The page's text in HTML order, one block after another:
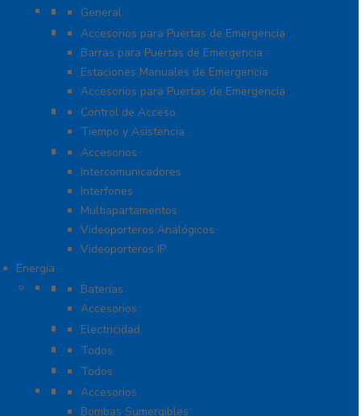
Refacciones
General
Sistemas de Emergencia
Accesorios para Puertas de Emergencia
Barras para Puertas de Emergencia
Estaciones Manuales de Emergencia
Accesorios para Puertas de Emergencia
Software De Asistencia
Control de Acceso
Tiempo y Asistencia
Videoporteros e Interfonos
Accesorios
Intercomunicadores
Interfones
Multiapartamentos
Videoporteros Analógicos
Videoporteros IP
Energía
Baterías
Baterías
Accesorios
Cables
Electricidad
Cargadores de Baterías
Todos
Lámparas de Emergencia
Todos
Energía Solar y Eólica
Accesorios
Bombas Sumergibles